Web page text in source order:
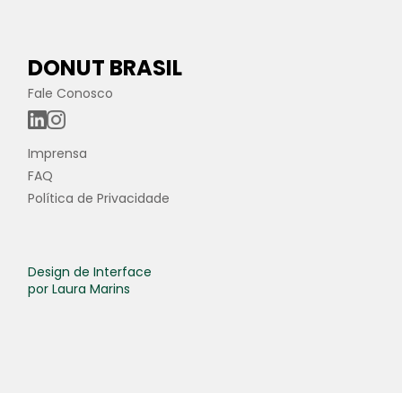
DONUT BRASIL
Fale Conosco
Imprensa
FAQ
Política de Privacidade
Design de Interface
por Laura Marins